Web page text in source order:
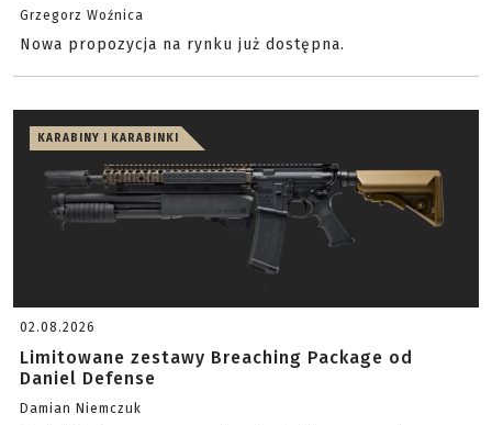
Grzegorz Woźnica
Nowa propozycja na rynku już dostępna.
KARABINY I KARABINKI
02.08.2026
Limitowane zestawy Breaching Package od
Daniel Defense
Damian Niemczuk